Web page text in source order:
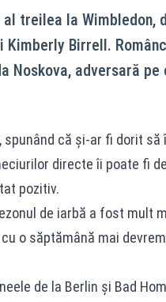
treilea la Wimbledon,
Birrell.
Noskova, adversară
că și-ar fi dorit
directe îi poate fi
pozitiv.
de iarbă a fost mult
o săptămână mai
de la Berlin și Bad